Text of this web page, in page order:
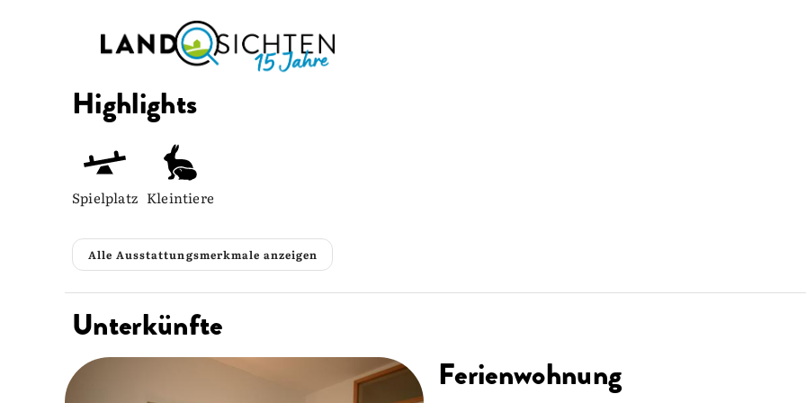
Highlights
Spielplatz Kleintiere
Alle Ausstattungsmerkmale anzeigen
Unterkünfte
Ferienwohnung